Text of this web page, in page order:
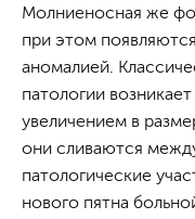
Молниеносная же
при этом
аномалией.
патологии
увеличением в
они сливаются
патологические
нового пятна